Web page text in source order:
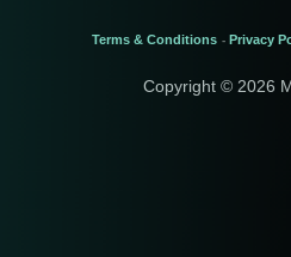
Terms & Conditions - Privacy
Copyright © 2026